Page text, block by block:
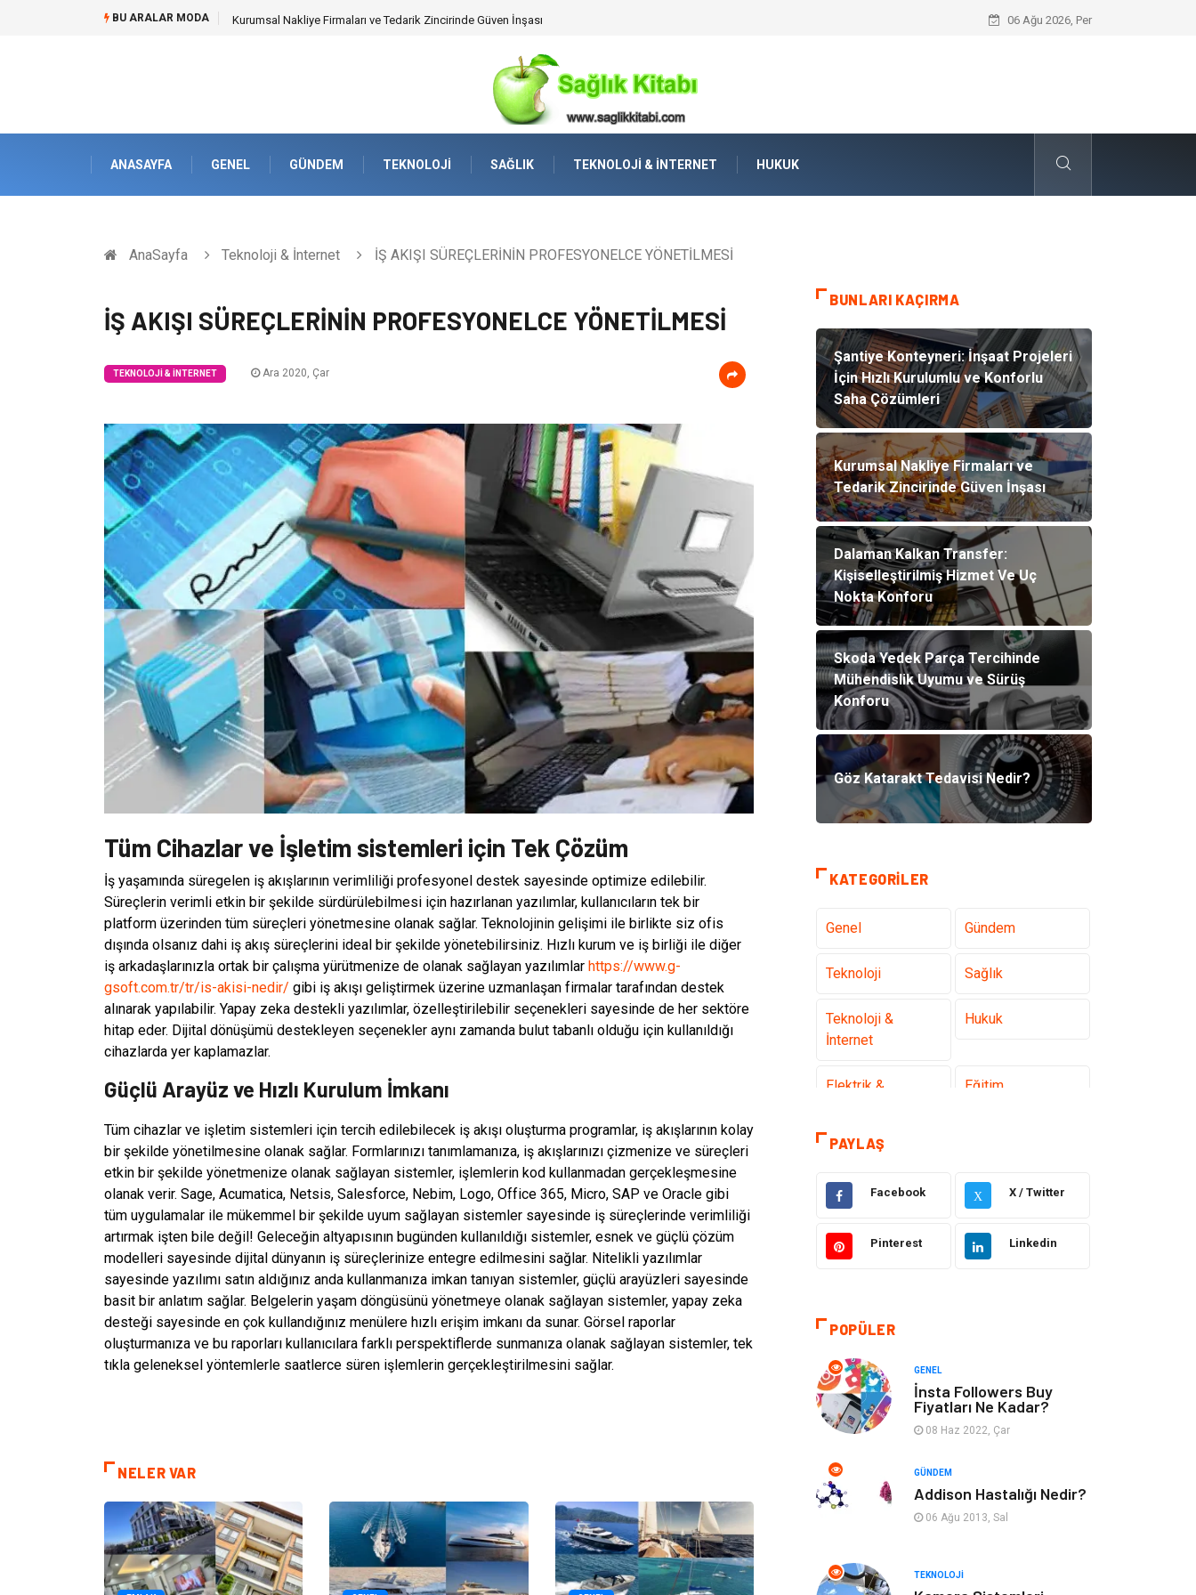
BU ARALAR MODA Dalaman Kalkan Transfer: Kişiselleştirilmiş Hizmet Ve Uç Nokta Konforu Skoda Yedek Parça Tercihinde
06 Ağu 2026, Per
ANASAYFA GENEL GÜNDEM TEKNOLOJI SAĞLIK TEKNOLOJI & İNTERNET HUKUK
AnaSayfa Teknoloji & İnternet İŞ AKIŞI SÜREÇLERİNİN PROFESYONELCE YÖNETİLMESİ
İŞ AKIŞI SÜREÇLERİNİN PROFESYONELCE YÖNETİLMESİ
TEKNOLOJI & İNTERNET Ara 2020, Çar
Tüm Cihazlar ve İşletim sistemleri için Tek Çözüm
İş yaşamında süregelen iş akışlarının verimliliği profesyonel destek sayesinde optimize edilebilir.
Süreçlerin verimli etkin bir şekilde sürdürülebilmesi için hazırlanan yazılımlar, kullanıcıların tek bir
platform üzerinden tüm süreçleri yönetmesine olanak sağlar. Teknolojinin gelişimi ile birlikte siz ofis
dışında olsanız dahi iş akış süreçlerini ideal bir şekilde yönetebilirsiniz. Hızlı kurum ve iş birliği ile diğer
iş arkadaşlarınızla ortak bir çalışma yürütmenize de olanak sağlayan yazılımlar https://www.g-
gsoft.com.tr/tr/is-akisi-nedir/ gibi iş akışı geliştirmek üzerine uzmanlaşan firmalar tarafından destek
alınarak yapılabilir. Yapay zeka destekli yazılımlar, özelleştirilebilir seçenekleri sayesinde de her sektöre
hitap eder. Dijital dönüşümü destekleyen seçenekler aynı zamanda bulut tabanlı olduğu için kullanıldığı
cihazlarda yer kaplamazlar.
Güçlü Arayüz ve Hızlı Kurulum İmkanı
Tüm cihazlar ve işletim sistemleri için tercih edilebilecek iş akışı oluşturma programlar, iş akışlarının kolay
bir şekilde yönetilmesine olanak sağlar. Formlarınızı tanımlamanıza, iş akışlarınızı çizmenize ve süreçleri
etkin bir şekilde yönetmenize olanak sağlayan sistemler, işlemlerin kod kullanmadan gerçekleşmesine
olanak verir. Sage, Acumatica, Netsis, Salesforce, Nebim, Logo, Office 365, Micro, SAP ve Oracle gibi
tüm uygulamalar ile mükemmel bir şekilde uyum sağlayan sistemler sayesinde iş süreçlerinde verimliliği
artırmak işten bile değil! Geleceğin altyapısının bugünden kullanıldığı sistemler, esnek ve güçlü çözüm
modelleri sayesinde dijital dünyanın iş süreçlerinize entegre edilmesini sağlar. Nitelikli yazılımlar
sayesinde yazılımı satın aldığınız anda kullanmanıza imkan tanıyan sistemler, güçlü arayüzleri sayesinde
basit bir anlatım sağlar. Belgelerin yaşam döngüsünü yönetmeye olanak sağlayan sistemler, yapay zeka
desteği sayesinde en çok kullandığınız menülere hızlı erişim imkanı da sunar. Görsel raporlar
oluşturmanıza ve bu raporları kullanıcılara farklı perspektiflerde sunmanıza olanak sağlayan sistemler, tek
tıkla geleneksel yöntemlerle saatlerce süren işlemlerin gerçekleştirilmesini sağlar.
NELER VAR
BUNLARI KAÇIRMA
Şantiye Konteyneri: İnşaat Projeleri
İçin Hızlı Kurulumlu ve Konforlu
Saha Çözümleri
Kurumsal Nakliye Firmaları ve
Tedarik Zincirinde Güven İnşası
Dalaman Kalkan Transfer:
Kişiselleştirilmiş Hizmet Ve Uç
Nokta Konforu
Skoda Yedek Parça Tercihinde
Mühendislik Uyumu ve Sürüş
Konforu
Göz Katarakt Tedavisi Nedir?
KATEGORILER
Genel Gündem
Teknoloji Sağlık
Teknoloji &
İnternet
Hukuk
Elektrik &
Eğitim
Gıda
Otomotiv Tanıtıcı Reklam
Cilt ve Deri
Hastalıkları
Emlak
Ağız ve Diş
Organizasyon Hastalıklar
PAYLAŞ
Facebook X X / Twitter
Pinterest Linkedin
POPÜLER
GENEL
İnsta Followers Buy
Fiyatları Ne Kadar?
08 Haz 2022, Çar
GÜNDEM
Addison Hastalığı Nedir?
06 Ağu 2013, Sal
TEKNOLOJI